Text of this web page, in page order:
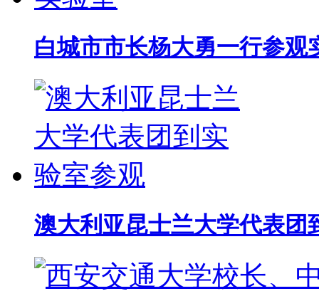
白城市市长杨大勇一行参观
澳大利亚昆士兰大学代表团